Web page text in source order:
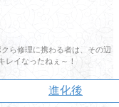
ら修理に携わる者は、その辺
イなったねぇ～！
進化後